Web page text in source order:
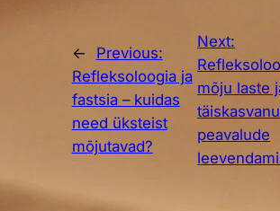
←
Previous:
Refleksoloogia ja
fastsia – kuidas
need üksteist
mõjutavad?
Next:
mõju laste
peavalude